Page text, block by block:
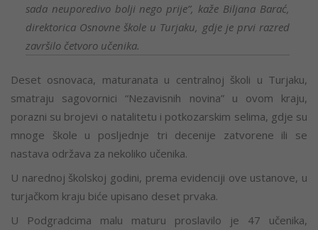
sada neuporedivo bolji nego prije”, kaže Biljana Barać,
direktorica Osnovne škole u Turjaku, gdje je prvi razred
završilo četvoro učenika.
Deset osnovaca, maturanata u centralnoj školi u Turjaku,
smatraju sagovornici “Nezavisnih novina” u ovom kraju,
porazni su brojevi o natalitetu i potkozarskim selima, gdje su
mnoge škole u posljednje tri decenije zatvorene ili se
nastava održava za nekoliko učenika.
U narednoj školskoj godini, prema evidenciji ove ustanove, u
turjačkom kraju biće upisano deset prvaka.
U Podgradcima malu maturu proslavilo je 47 učenika,